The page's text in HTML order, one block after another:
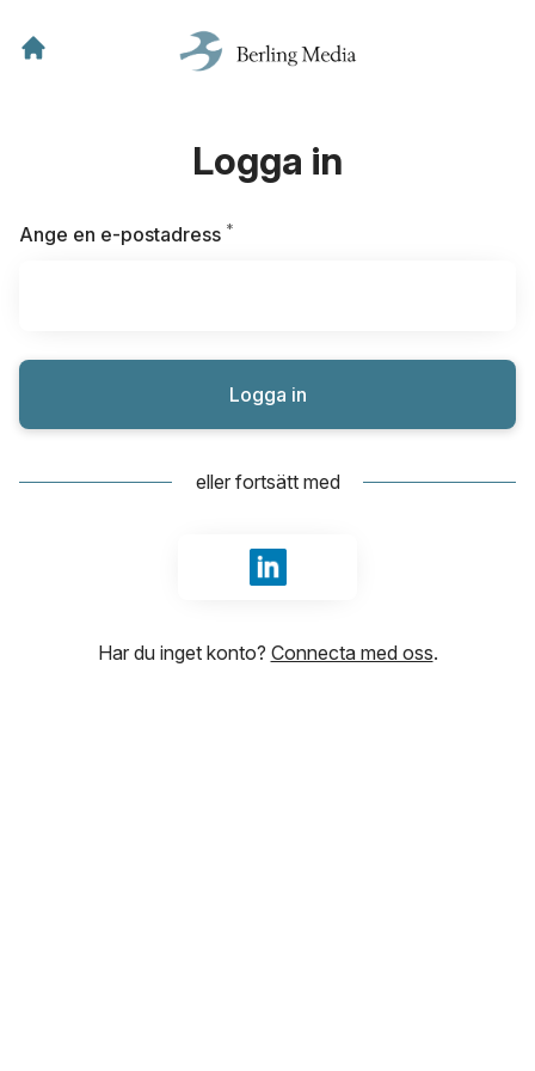
Logga in
Ange en e-postadress *
Logga in
eller fortsätt med
Logga in med LinkedIn
Har du inget konto? Connecta med oss.